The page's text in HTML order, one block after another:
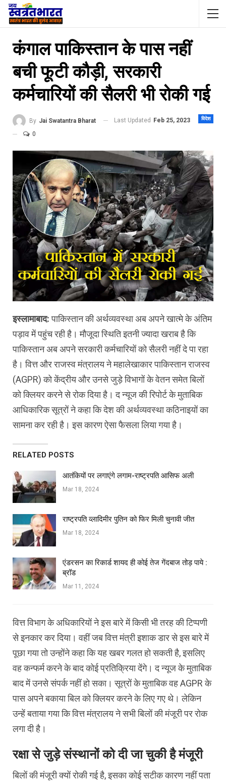
कंगाल पाकिस्तान के पास नहीं
बची फूटी कौड़ी, सरकारी
कर्मचारियों की सैलरी भी रोकी गई
विदेश
By Jai Swatantra Bharat Last Updated
Feb 25, 2023
0
इस्लामाबाद:पाकिस्तान की अर्थव्यवस्था अब अपने खात्मे के अंतिम
पड़ाव में पहुंच रही है। मौजूदा स्थिति इतनी ज्यादा खराब है कि
पाकिस्तान अब अपने सरकारी कर्मचारियों को सैलरी नहीं दे पा रहा
है। वित्त और राजस्व मंत्रालय ने महालेखाकार पाकिस्तान राजस्व
(AGPR) को केंद्रीय और उनसे जुड़े विभागों के वेतन समेत बिलों
को क्लियर करने से रोक दिया है। द न्यूज की रिपोर्ट के मुताबिक
आधिकारिक सूत्रों ने कहा कि देश की अर्थव्यवस्था कठिनाइयों का
सामना कर रही है। इस कारण ऐसा फैसला लिया गया है।
RELATED POSTS
आतंकियों पर लगाएंगे लगाम-राष्ट्रपति आसिफ अली
Mar 18, 2024
राष्ट्रपति व्लादिमीर पुतिन को फिर मिली चुनावी जीत
Mar 18, 2024
एंडरसन का रिकार्ड शायद ही कोई तेज गेंदबाज तोड़ पाये :
ब्रॉड
Mar 11, 2024
वित्त विभाग के अधिकारियों ने इस बारे में किसी भी तरह की टिप्पणी
से इनकार कर दिया। वहीं जब वित्त मंत्री इशाक डार से इस बारे में
पूछा गया तो उन्होंने कहा कि यह खबर गलत हो सकती है, इसलिए
वह कन्फर्म करने के बाद कोई प्रतिक्रिया देंगे। द न्यूज के मुताबिक
बाद में उनसे संपर्क नहीं हो सका। सूत्रों के मुताबिक वह AGPR के
पास अपने बकाया बिल को क्लियर करने के लिए गए थे। लेकिन
उन्हें बताया गया कि वित्त मंत्रालय ने सभी बिलों की मंजूरी पर रोक
लगा दी है।
रक्षा से जुड़े संस्थानों को दी जा चुकी है मंजूरी
बिलों की मंजूरी क्यों रोकी गई है, इसका कोई सटीक कारण नहीं पता